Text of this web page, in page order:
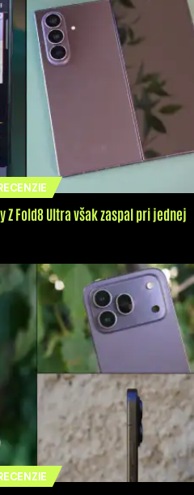
Z Fold8 Ultra však zaspal pri jednej